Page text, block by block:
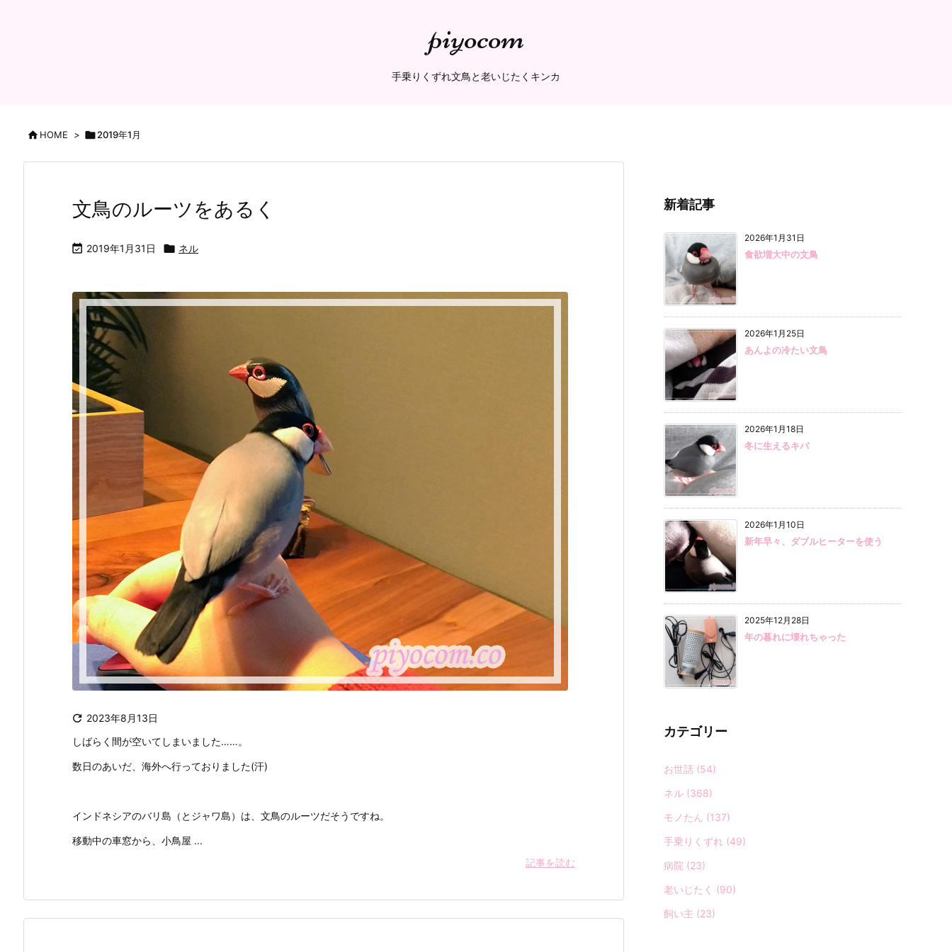
piyocom
手乗りくずれ文鳥と老いじたくキンカ
HOME > 2019年1月
文鳥のルーツをあるく
 2019年1月31日  ネル
 2023年8月13日
しばらく間が空いてしまいました……。
数日のあいだ、海外へ行っておりました(汗)
インドネシアのバリ島（とジャワ島）は、文鳥のルーツだそうですね。
移動中の車窓から、小鳥屋 ...
記事を読む
新着記事
2026年1月31日
食欲増大中の文鳥
2026年1月25日
あんよの冷たい文鳥
2026年1月18日
冬に生えるキバ
2026年1月10日
新年早々、ダブルヒーターを使う
2025年12月28日
年の暮れに壊れちゃった
カテゴリー
お世話 (54)
ネル (368)
モノたん (137)
手乗りくずれ (49)
病院 (23)
老いじたく (90)
飼い主 (23)